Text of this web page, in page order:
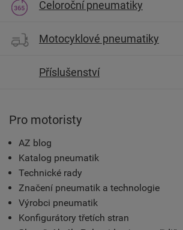
Celoroční pneumatiky
Motocyklové pneumatiky
Příslušenství
Pro motoristy
AZ blog
Katalog pneumatik
Technické rady
Značení pneumatik a technologie
Výrobci pneumatik
Konfigurátory třetích stran